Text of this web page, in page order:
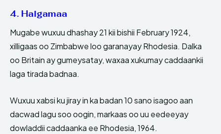
4. Halgamaa
Mugabe wuxuu dhashay 21 kii bishii February 1924,
xilligaas oo Zimbabwe loo garanayay Rhodesia. Dalka
oo Britain ay gumeysatay, waxaa xukumay caddaankii
laga tirada badnaa.
Wuxuu xabsi ku jiray in ka badan 10 sano isagoo aan
dacwad lagu soo oogin, markaas oo uu eedeeyay
dowladdii caddaanka ee Rhodesia, 1964.